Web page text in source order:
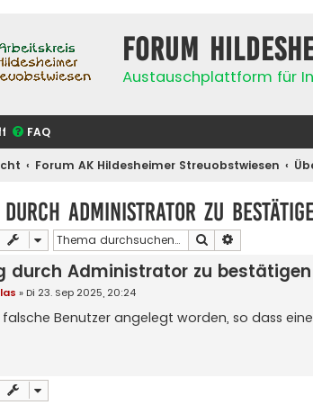
Forum
Austauschplattform für
FAQ
Forum AK Hildesheimer Streuobstwiesen
durch Administrator zu
Suche
durch Administrator zu bestätigen
» Di 23. Sep 2025, 20:24
falsche Benutzer angelegt worden, so dass